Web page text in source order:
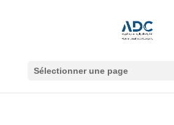
Sélectionner une page